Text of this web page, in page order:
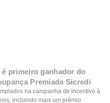
primeiro ganhador do
Premiada Sicredi
na campanha de incentivo à
incluindo mais um prêmio